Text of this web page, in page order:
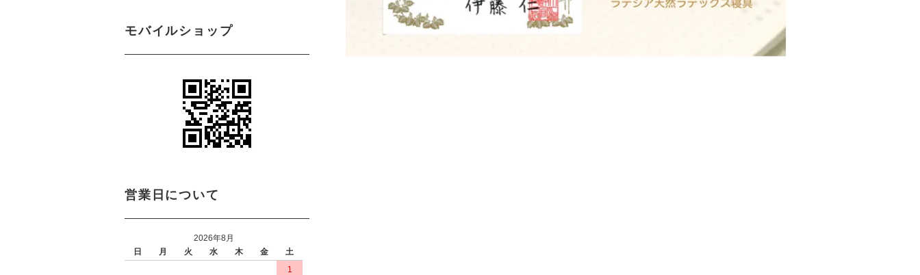
モバイルショップ
営業日について
2026年8月
日
月 火 水 木 金
土
1